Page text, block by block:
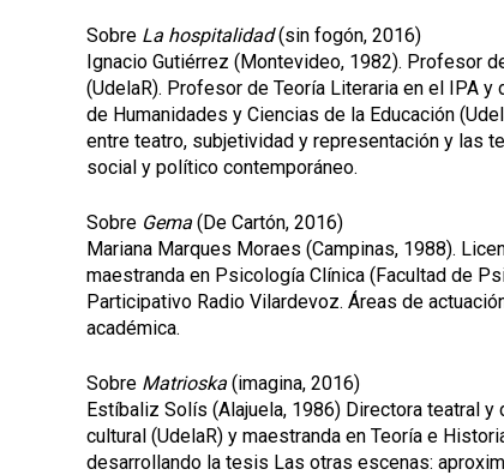
Sobre La hospitalidad(sin fogón, 2016)
Ignacio Gutiérrez (Montevideo, 1982). Profesor
(UdelaR). Profesor de Teoría Literaria en el IPA
de Humanidades y Ciencias de la Educación
entre teatro, subjetividad y representación y las
social y político contemporáneo.
Sobre Gema (De Cartón, 2016)
Mariana Marques Moraes (Campinas, 1988).
maestranda en Psicología Clínica (Facultad de
Participativo Radio Vilardevoz. Áreas de
académica.
Sobre Matrioska (imagina, 2016)
Estíbaliz Solís (Alajuela, 1986) Directora teatral y
cultural (UdelaR) y maestranda en Teoría e
desarrollando la tesis Las otras escenas: